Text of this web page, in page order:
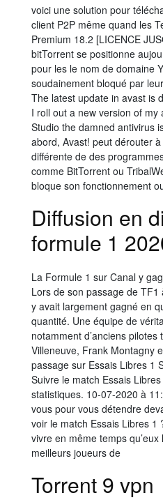
voici une solution pour
client P2P même quand les
Premium 18.2 [LICENCE
bitTorrent se positionne
pour les le nom de domaine
soudainement bloqué par
The latest update in avast is
I roll out a new version of my
Studio the damned antivirus
abord, Avast! peut dérouter
différente de des
comme BitTorrent ou
bloque son fonctionnement
Diffusion en
formule 1
La Formule 1 sur Canal y
Lors de son passage de TF1
y avait largement gagné en
quantité. Une équipe de
notamment d’anciens
Villeneuve, Frank Montagny
passage sur Essais Libres 1
Suivre le match Essais
statistiques. 10-07-2020 à
vous pour vous détendre
voir le match Essais Libres 1
vivre en même temps
meilleurs joueurs de
Torrent 9 vpn